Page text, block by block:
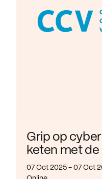
Grip op
keten met
07 Oct 2025 - 07 Oct